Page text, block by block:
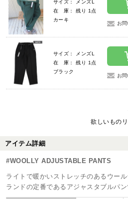
サイズ： メンズL
在 庫： 残り 1点
カーキ
お問
サイズ： メンズL
在 庫： 残り 1点
ブラック
お
欲しいもの
アイテム詳細
#WOOLLY ADJUSTABLE PANTS
ライトで暖かいストレッチのあるウー
ランドの定番であるアジャスタブルパン